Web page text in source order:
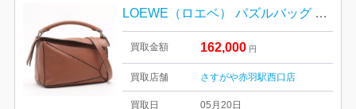
LOEWE（ロエベ） パズルバッグ スモール レザー 2WAYハンドバッグ ブラウン
買取金額 162,000 円
買取店舗 さすがや赤羽駅西口店
買取日 05月20日